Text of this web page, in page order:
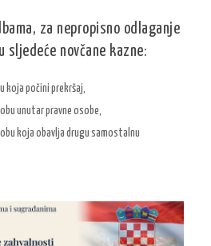
za nepropisno odlaganje
sljedeće novčane kazne:
koja počini prekršaj,
unutar pravne osobe,
koja obavlja drugu samostalnu